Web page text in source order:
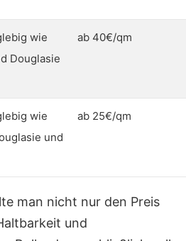
wie
Douglasie
ab 40€/qm
wie
und
ab 25€/qm
man nicht nur den Preis
und